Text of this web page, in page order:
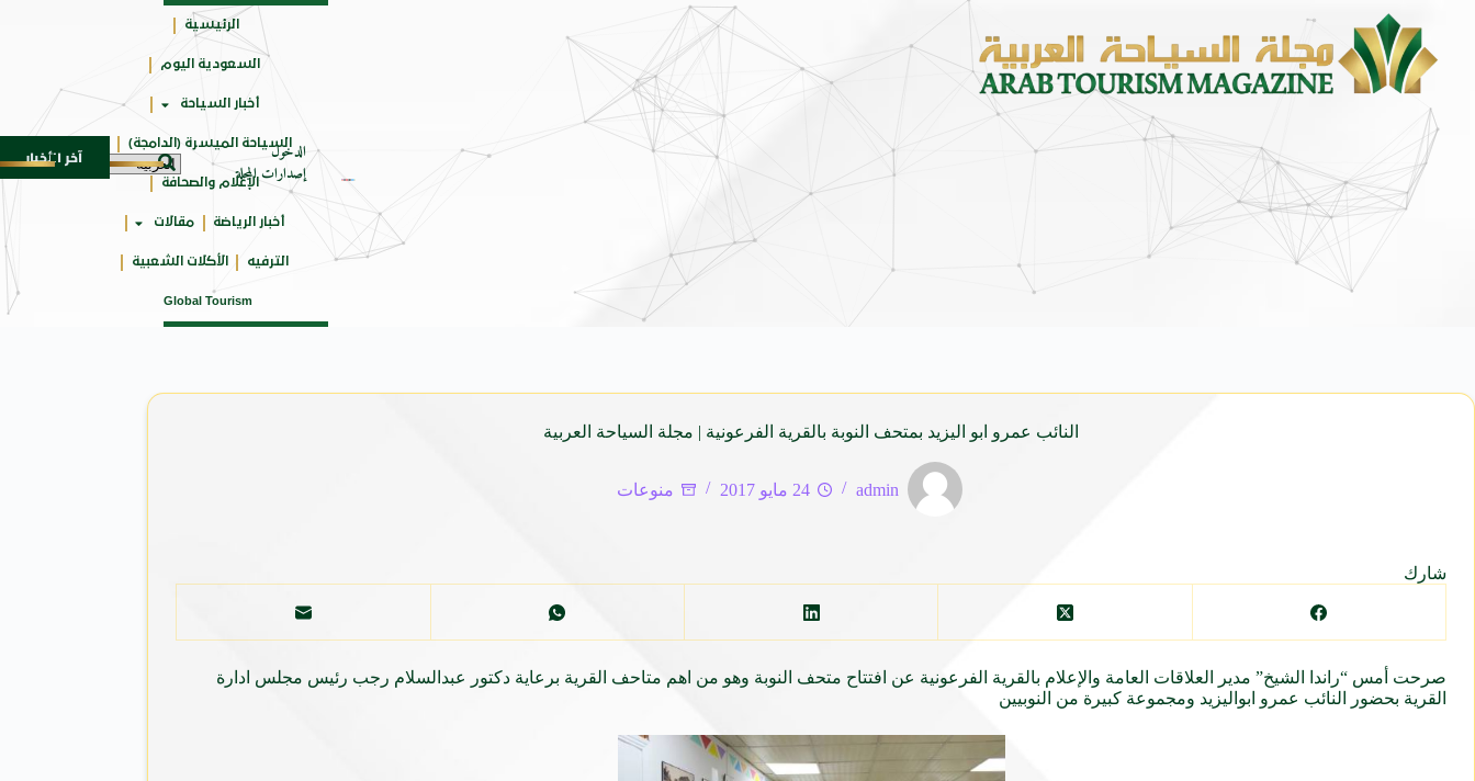
أوسكار
الدخول
إصدارات المجلة
الرئيسية
السعودية اليوم
أخبار السياحة
السياحة الميسرة (الدامجة)
الإعلام والصحافة
أخبار الرياضة مقالات
الترفيه الأكلات الشعبية
Global Tourism
آخر الأخبار بين قرطاج ومدريد: صياغة جغرافية جديدة للاستثمار السياحي في المتوسط جوائز أثر تضيف فئة “أفضل حملة رياضية” في نسختها
النائب عمرو ابو اليزيد بمتحف النوبة بالقرية الفرعونية | مجلة السياحة العربية
admin 24 مايو 2017 منوعات
شارك
صرحت أمس “راندا الشيخ” مدير العلاقات العامة والإعلام بالقرية الفرعونية عن افتتاح متحف النوبة وهو من اهم متاحف القرية برعاية دكتور عبدالسلام رجب رئيس مجلس ادارة
القرية بحضور النائب عمرو ابواليزيد ومجموعة كبيرة من النوبيين